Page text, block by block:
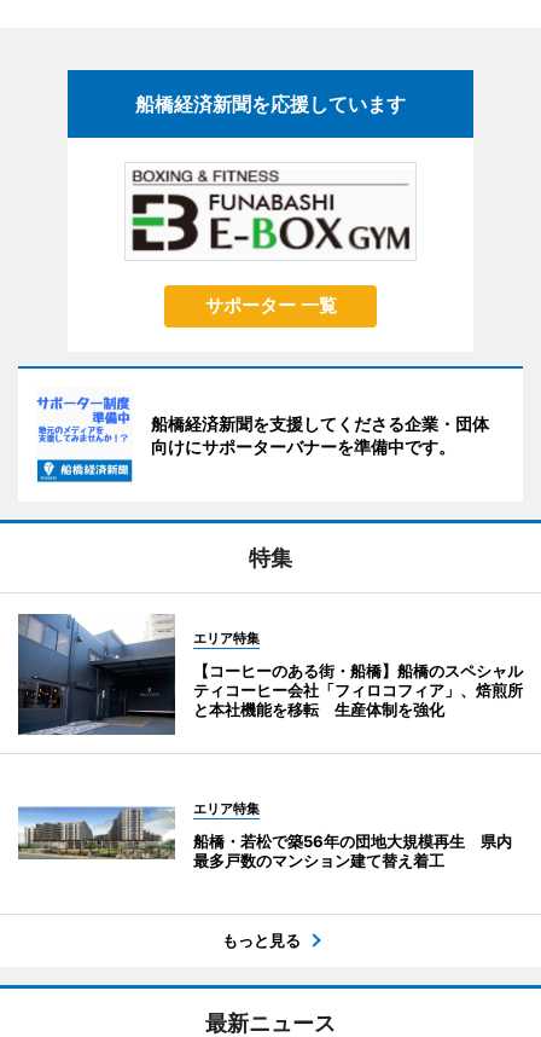
船橋経済新聞を応援しています
サポーター 一覧
船橋経済新聞を支援してくださる企業・団体
向けにサポーターバナーを準備中です。
特集
エリア特集
【コーヒーのある街・船橋】船橋のスペシャル
ティコーヒー会社「フィロコフィア」、焙煎所
と本社機能を移転 生産体制を強化
エリア特集
船橋・若松で築56年の団地大規模再生 県内
最多戸数のマンション建て替え着工
もっと見る
最新ニュース